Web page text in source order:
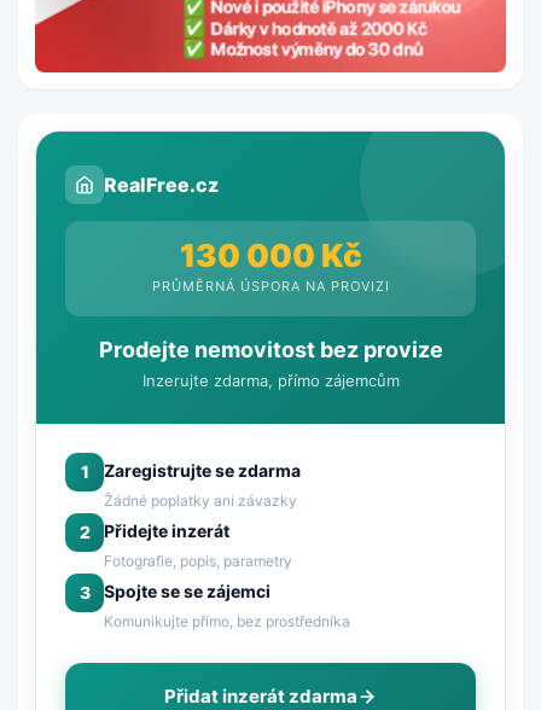
RealFree.cz
130 000 Kč
PRŮMĚRNÁ ÚSPORA NA PROVIZI
Prodejte nemovitost bez provize
Inzerujte zdarma, přímo zájemcům
1 Zaregistrujte se zdarma
Žádné poplatky ani závazky
2 Přidejte inzerát
Fotografie, popis, parametry
3 Spojte se se zájemci
Komunikujte přímo, bez prostředníka
Přidat inzerát zdarma